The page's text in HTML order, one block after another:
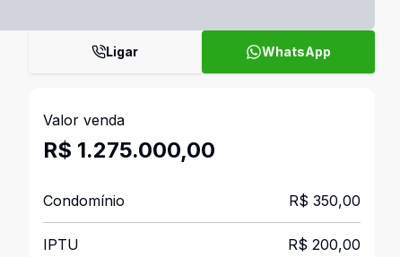
Ligar WhatsApp
Valor venda
R$ 1.275.000,00
Condomínio R$ 350,00
IPTU R$ 200,00